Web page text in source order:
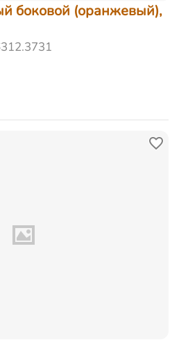
боковой (оранжевый),